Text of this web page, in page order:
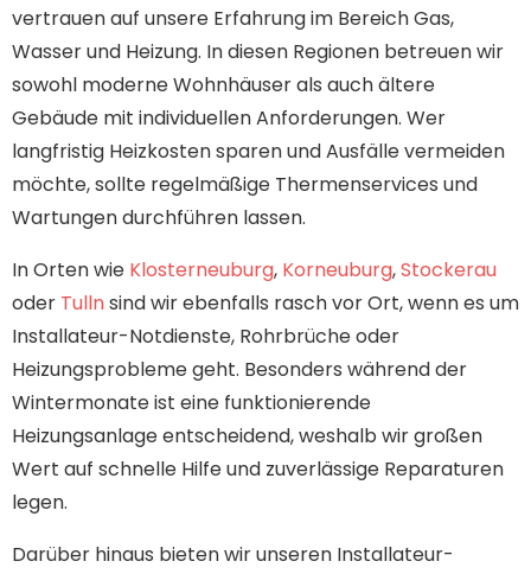
vertrauen auf unsere Erfahrung im Bereich Gas,
Wasser und Heizung. In diesen Regionen betreuen wir
sowohl moderne Wohnhäuser als auch ältere
Gebäude mit individuellen Anforderungen. Wer
langfristig Heizkosten sparen und Ausfälle vermeiden
möchte, sollte regelmäßige Thermenservices und
Wartungen durchführen lassen.
In Orten wie Klosterneuburg, Korneuburg,Stockerau
oder Tullnsind wir ebenfalls rasch vor Ort, wenn es um
Installateur-Notdienste, Rohrbrüche oder
Heizungsprobleme geht. Besonders während der
Wintermonate ist eine funktionierende
Heizungsanlage entscheidend, weshalb wir großen
Wert auf schnelle Hilfe und zuverlässige Reparaturen
legen.
Darüber hinaus bieten wir unseren Installateur-